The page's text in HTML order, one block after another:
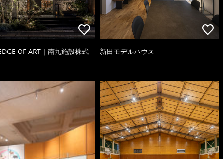
OF ART｜南九施設株式 新田モデルハウス